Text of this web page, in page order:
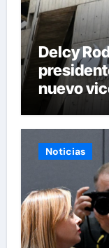
Delcy
nuevo
Eléctricos
Noticias